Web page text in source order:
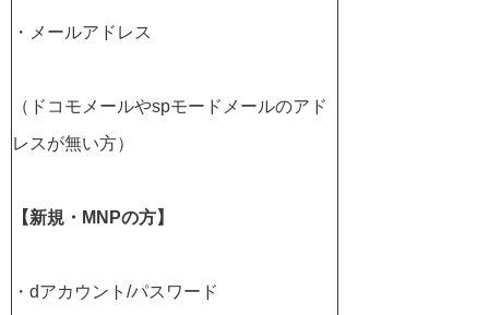
・メールアドレス
（ドコモメールやspモードメールのアド
レスが無い方）
【新規・MNPの方】
・dアカウント/パスワード